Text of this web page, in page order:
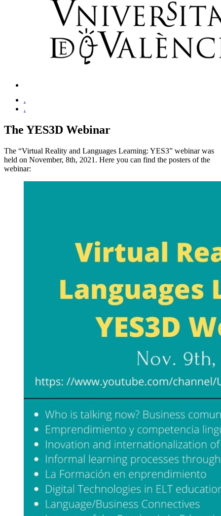
.
.
The YES3D Webinar
The “Virtual Reality and Languages Learning: YES3” webinar was
held on November, 8th, 2021. Here you can find the posters of the
webinar: